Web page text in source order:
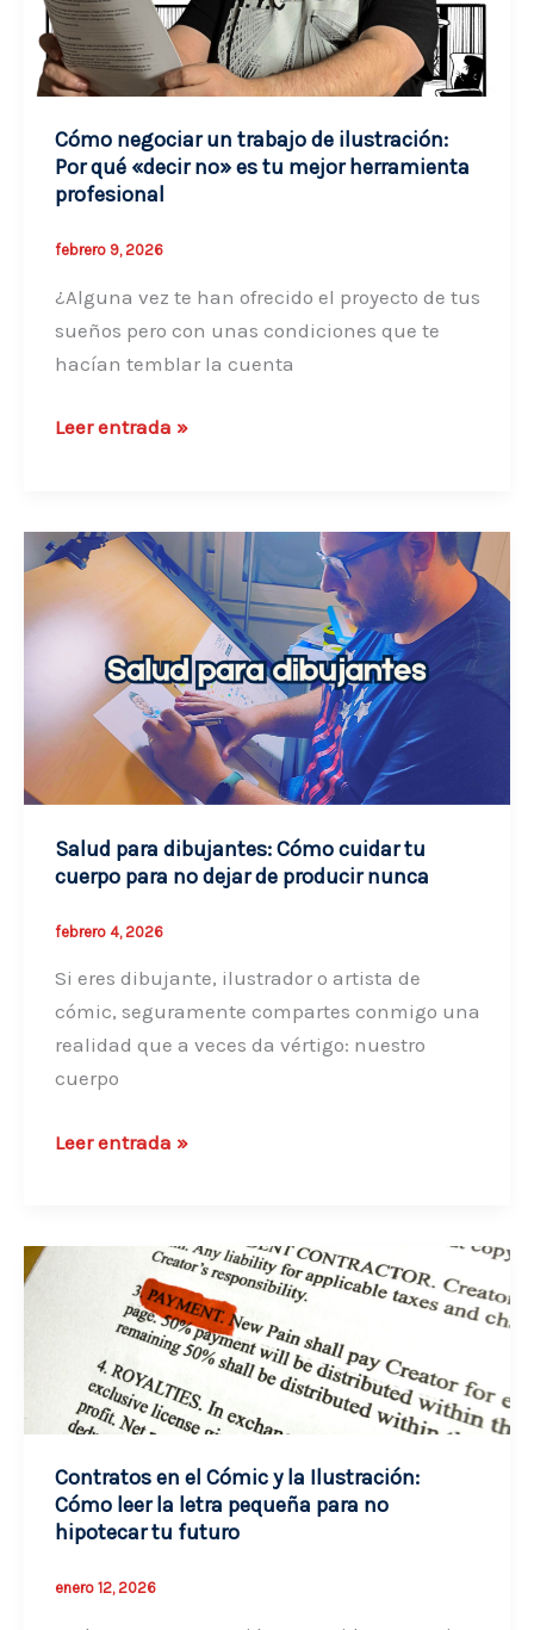
real
para
no
Cómo negociar un trabajo de ilustración:
Por qué «decir no» es tu mejor herramienta
profesional
febrero 9, 2026
¿Alguna vez te han ofrecido el proyecto de tus
sueños pero con unas condiciones que te
hacían temblar la cuenta
Cómo
trabajo
de
ilustración:
Por
«decir
no»
es
herramienta
profesional
Leer entrada »
Salud para dibujantes: Cómo cuidar tu
cuerpo para no dejar de producir nunca
febrero 4, 2026
Si eres dibujante, ilustrador o artista de
cómic, seguramente compartes conmigo una
realidad que a veces da vértigo: nuestro
cuerpo
Salud
Cómo
cuerpo
no
dejar
de
producir
nunca
Leer entrada »
Contratos en el Cómic y la Ilustración:
Cómo leer la letra pequeña para no
hipotecar tu futuro
enero 12, 2026